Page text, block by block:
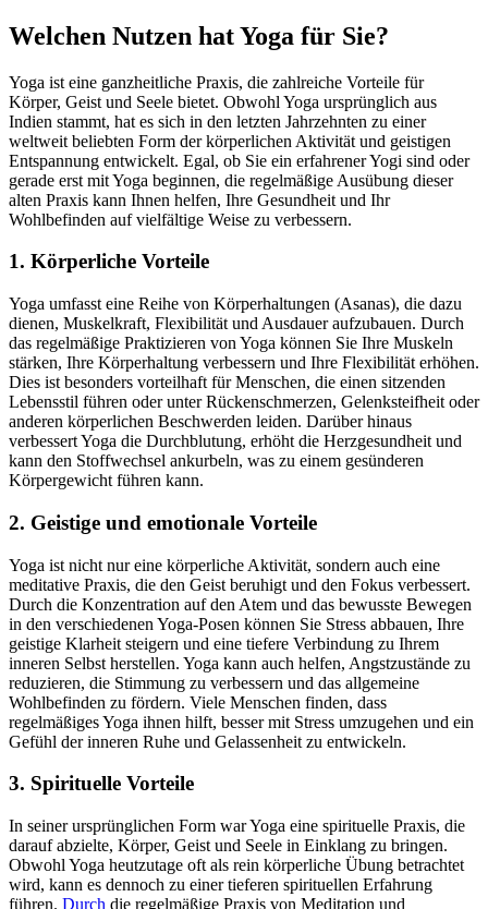
Welchen Nutzen hat Yoga für Sie?
Yoga ist eine ganzheitliche Praxis, die zahlreiche Vorteile für
Körper, Geist und Seele bietet. Obwohl Yoga ursprünglich aus
Indien stammt, hat es sich in den letzten Jahrzehnten zu einer
weltweit beliebten Form der körperlichen Aktivität und geistigen
Entspannung entwickelt. Egal, ob Sie ein erfahrener Yogi sind oder
gerade erst mit Yoga beginnen, die regelmäßige Ausübung dieser
alten Praxis kann Ihnen helfen, Ihre Gesundheit und Ihr
Wohlbefinden auf vielfältige Weise zu verbessern.
1. Körperliche Vorteile
Yoga umfasst eine Reihe von Körperhaltungen (Asanas), die dazu
dienen, Muskelkraft, Flexibilität und Ausdauer aufzubauen. Durch
das regelmäßige Praktizieren von Yoga können Sie Ihre Muskeln
stärken, Ihre Körperhaltung verbessern und Ihre Flexibilität erhöhen.
Dies ist besonders vorteilhaft für Menschen, die einen sitzenden
Lebensstil führen oder unter Rückenschmerzen, Gelenksteifheit oder
anderen körperlichen Beschwerden leiden. Darüber hinaus
verbessert Yoga die Durchblutung, erhöht die Herzgesundheit und
kann den Stoffwechsel ankurbeln, was zu einem gesünderen
Körpergewicht führen kann.
2. Geistige und emotionale Vorteile
Yoga ist nicht nur eine körperliche Aktivität, sondern auch eine
meditative Praxis, die den Geist beruhigt und den Fokus verbessert.
Durch die Konzentration auf den Atem und das bewusste Bewegen
in den verschiedenen Yoga-Posen können Sie Stress abbauen, Ihre
geistige Klarheit steigern und eine tiefere Verbindung zu Ihrem
inneren Selbst herstellen. Yoga kann auch helfen, Angstzustände zu
reduzieren, die Stimmung zu verbessern und das allgemeine
Wohlbefinden zu fördern. Viele Menschen finden, dass
regelmäßiges Yoga ihnen hilft, besser mit Stress umzugehen und ein
Gefühl der inneren Ruhe und Gelassenheit zu entwickeln.
3. Spirituelle Vorteile
In seiner ursprünglichen Form war Yoga eine spirituelle Praxis, die
darauf abzielte, Körper, Geist und Seele in Einklang zu bringen.
Obwohl Yoga heutzutage oft als rein körperliche Übung betrachtet
wird, kann es dennoch zu einer tieferen spirituellen Erfahrung
führen. Durch die regelmäßige Praxis von Meditation und